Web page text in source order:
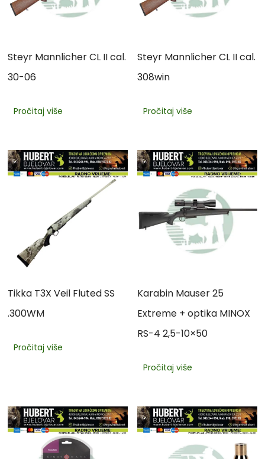
Steyr Mannlicher CL II cal.
30-06
Pročitaj više
Steyr Mannlicher CL II cal.
308win
Pročitaj više
Tikka T3X Veil Fluted SS
.300WM
Pročitaj više
Karabin Mauser 25
Extreme + optika MINOX
RS-4 2,5-10×50
Pročitaj više